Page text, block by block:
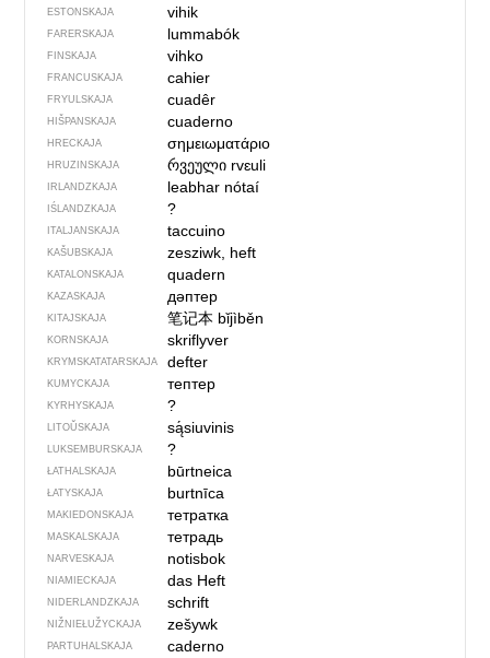
ESTONSKAJA vihik
FARERSKAJA lummabók
FINSKAJA vihko
FRANCUSKAJA cahier
FRYULSKAJA cuadêr
HIŠPANSKAJA cuaderno
HRECKAJA σημειωματάριο
HRUZINSKAJA რვეული rvɛuli
IRLANDZKAJA leabhar nótaí
IŚLANDZKAJA ?
ITALJANSKAJA taccuino
KAŠUBSKAJA zesziwk, heft
KATALONSKAJA quadern
KAZASKAJA дәптер
KITAJSKAJA 笔记本 bǐjìběn
KORNSKAJA skriflyver
KRYMSKA­TATARSKAJA defter
KUMYCKAJA тептер
KYRHYSKAJA ?
LITOŬSKAJA są́siuvinis
LUKSEMBURSKAJA ?
ŁATHALSKAJA būrtneica
ŁATYSKAJA burtnīca
MAKIEDONSKAJA тетратка
MASKALSKAJA тетрадь
NARVESKAJA notisbok
NIAMIECKAJA das Heft
NIDERLANDZKAJA schrift
NIŽNIEŁUŽYCKAJA zešywk
PARTUHALSKAJA caderno